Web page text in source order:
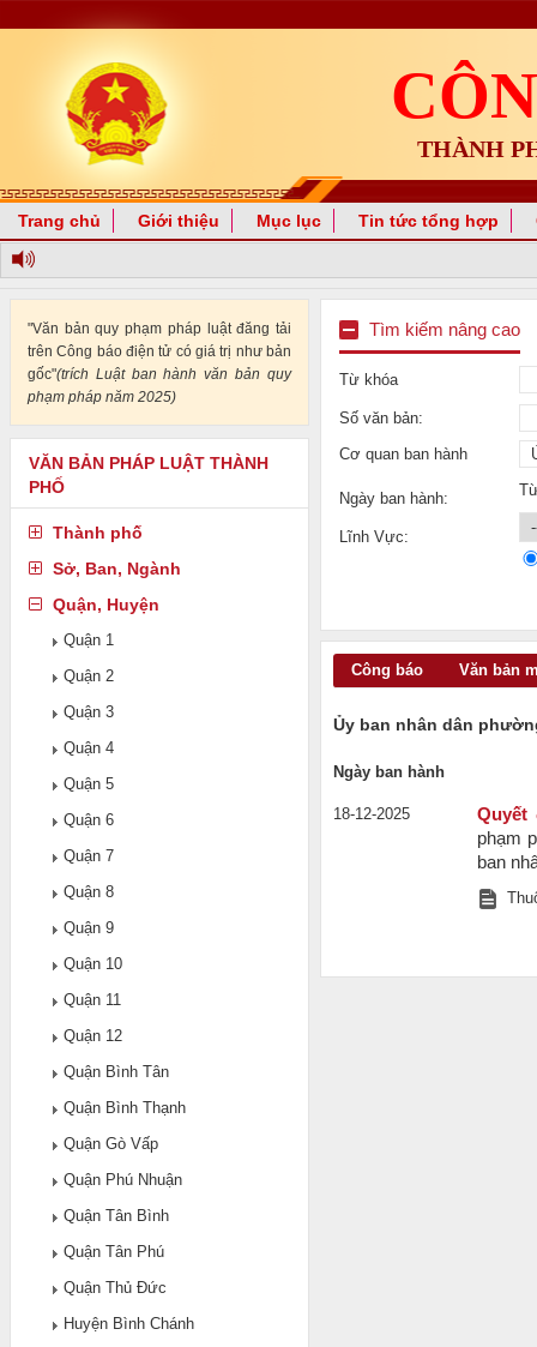
THÀNH
Trang chủ Giới thiệu Mục lục Tin tức tổng hợp
"Văn bản quy phạm pháp luật đăng tải
trên Công báo điện tử có giá trị như bản
gốc"(trích Luật ban hành văn bản quy
phạm pháp năm 2025)
VĂN BẢN PHÁP LUẬT THÀNH
PHỐ
Thành phố
Sở, Ban, Ngành
Quận, Huyện
Quận 1
Quận 2
Quận 3
Quận 4
Quận 5
Quận 6
Quận 7
Quận 8
Quận 9
Quận 10
Quận 11
Quận 12
Quận Bình Tân
Quận Bình Thạnh
Quận Gò Vấp
Quận Phú Nhuận
Quận Tân Bình
Quận Tân Phú
Quận Thủ Đức
Huyện Bình Chánh
Tìm kiếm nâng cao
Từ khóa
Số văn bản:
Cơ quan ban hành
Ngày ban hành:
Lĩnh Vực:
Công báo Văn bản
Ủy ban nhân dân
Ngày ban hành
18-12-2025
Quyết
phạm
ban